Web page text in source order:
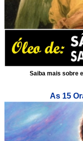
Saiba mais sobre
As 15